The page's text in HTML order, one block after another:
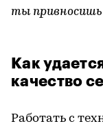
ты привносишь
Как
качество
Работать с